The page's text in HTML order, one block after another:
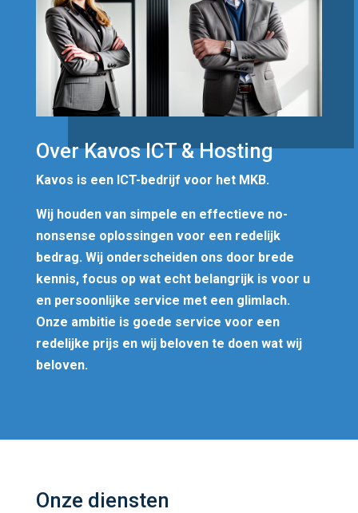
Over Kavos ICT & Hosting
Kavos is een ICT-bedrijf voor het MKB.
Wij houden van simpele en effectieve no-
nonsense oplossingen voor een redelijk
bedrag. Wij onderscheiden ons door brede
kennis, focus op wat echt belangrijk is voor u
en persoonlijke service met een glimlach.
Onze ambitie is goede service voor een
redelijke prijs en wij beloven te doen wat wij
beloven.
Onze diensten